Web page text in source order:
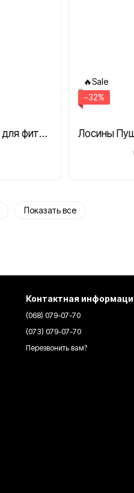
Лосины с Пуш Ап эффектом для фитнеса с высокой талией LILAFIT черные размер S
🔥Sale
−32%
Показать все
Контактная
(068) 079-07-70
(073) 079-07-70
Перезвонить вам?